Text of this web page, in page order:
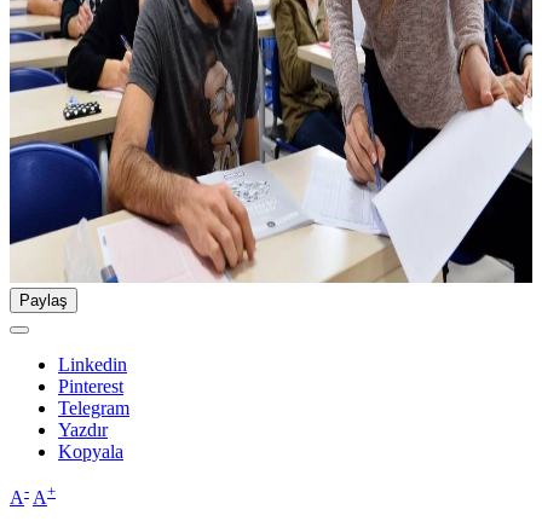
Paylaş
Linkedin
Pinterest
Telegram
Yazdır
Kopyala
A- A+